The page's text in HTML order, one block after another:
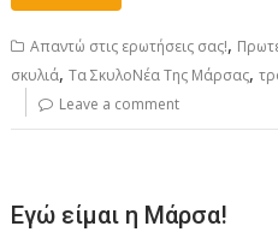
Απαντώ στις ερωτήσεις σας!,
σκυλιά,Τα ΣκυλοΝέα Της Μάρσας,
Leave a comment
Εγώ είμαι η Μάρσα!